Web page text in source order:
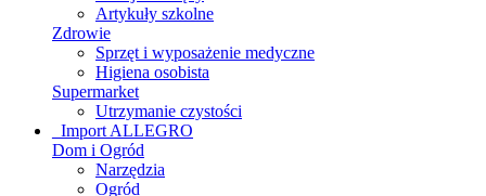
Artykuły szkolne
Zdrowie
Sprzęt i wyposażenie medyczne
Higiena osobista
Supermarket
Utrzymanie czystości
_Import ALLEGRO
Dom i Ogród
Narzędzia
Ogród